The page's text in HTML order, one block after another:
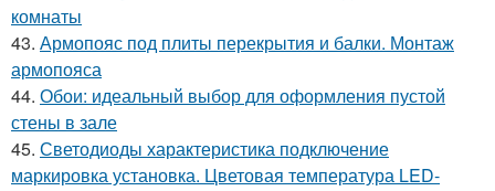
комнаты
43. Армопояс под плиты перекрытия и балки. Монтаж
армопояса
44. Обои: идеальный выбор для оформления пустой
стены в зале
45. Светодиоды характеристика подключение
маркировка установка. Цветовая температура LED-